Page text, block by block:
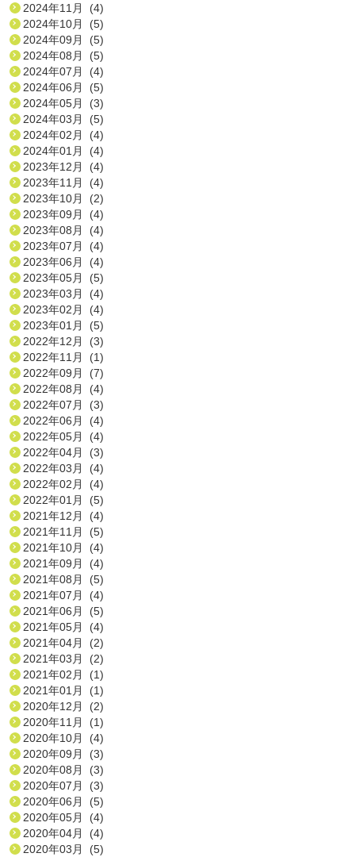
2024年11月 (4)
2024年10月 (5)
2024年09月 (5)
2024年08月 (5)
2024年07月 (4)
2024年06月 (5)
2024年05月 (3)
2024年03月 (5)
2024年02月 (4)
2024年01月 (4)
2023年12月 (4)
2023年11月 (4)
2023年10月 (2)
2023年09月 (4)
2023年08月 (4)
2023年07月 (4)
2023年06月 (4)
2023年05月 (5)
2023年03月 (4)
2023年02月 (4)
2023年01月 (5)
2022年12月 (3)
2022年11月 (1)
2022年09月 (7)
2022年08月 (4)
2022年07月 (3)
2022年06月 (4)
2022年05月 (4)
2022年04月 (3)
2022年03月 (4)
2022年02月 (4)
2022年01月 (5)
2021年12月 (4)
2021年11月 (5)
2021年10月 (4)
2021年09月 (4)
2021年08月 (5)
2021年07月 (4)
2021年06月 (5)
2021年05月 (4)
2021年04月 (2)
2021年03月 (2)
2021年02月 (1)
2021年01月 (1)
2020年12月 (2)
2020年11月 (1)
2020年10月 (4)
2020年09月 (3)
2020年08月 (3)
2020年07月 (3)
2020年06月 (5)
2020年05月 (4)
2020年04月 (4)
2020年03月 (5)